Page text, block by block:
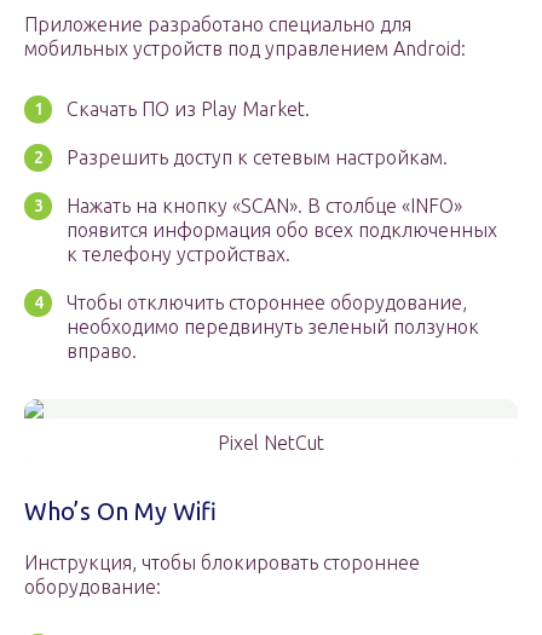
Приложение разработано специально для
мобильных устройств под управлением Android:
Скачать ПО из Play Market.
Разрешить доступ к сетевым настройкам.
Нажать на кнопку «SCAN». В столбце «INFO»
появится информация обо всех подключенных
к телефону устройствах.
Чтобы отключить стороннее оборудование,
необходимо передвинуть зеленый ползунок
вправо.
Pixel NetCut
Who’s On My Wifi
Инструкция, чтобы блокировать стороннее
оборудование: